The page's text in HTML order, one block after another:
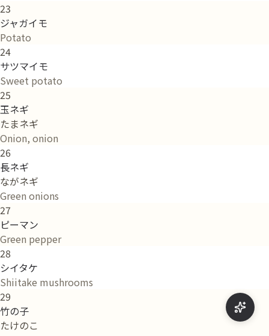
23
ジャガイモ
Potato
24
サツマイモ
Sweet potato
25
玉ネギ
たまネギ
Onion, onion
26
長ネギ
ながネギ
Green onions
27
ピーマン
Green pepper
28
シイタケ
Shiitake mushrooms
29
竹の子
たけのこ